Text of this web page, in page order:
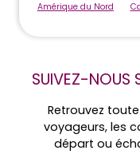
Amérique du Nord
SUIVEZ-NOUS
Retrouvez toute
voyageurs, les
départ ou